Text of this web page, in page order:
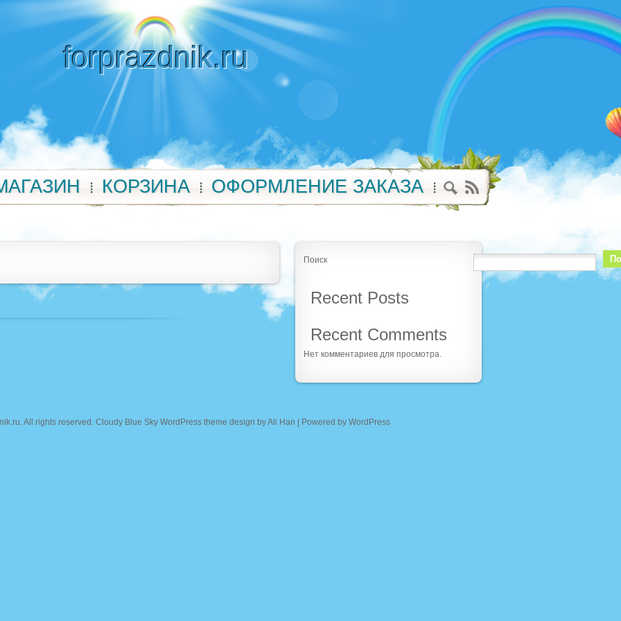
forprazdnik.ru
КОРЗИНА ОФОРМЛЕНИЕ ЗАКАЗА
Поиск
Recent Posts
Recent Comments
Нет комментариев для просмотра.
. All rights reserved. Cloudy Blue Sky WordPress theme design byAli Han | Powered by WordPress